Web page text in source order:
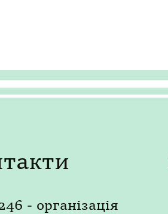
- організація